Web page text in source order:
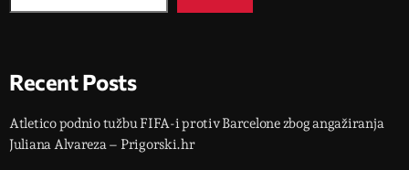
Recent Posts
Atletico podnio tužbu FIFA-i protiv Barcelone zbog angažiranja
Juliana Alvareza – Prigorski.hr